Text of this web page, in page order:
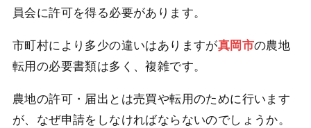
員会に許可を得る必要があります。
市町村により多少の違いはありますが真岡市の農地
転用の必要書類は多く、複雑です。
農地の許可・届出とは売買や転用のために行います
が、なぜ申請をしなければならないのでしょうか。